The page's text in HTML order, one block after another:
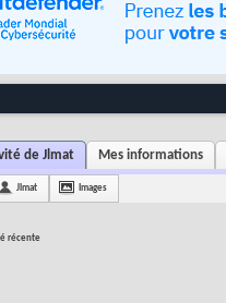
de Jlmat Mes informations
Jlmat Images
récente